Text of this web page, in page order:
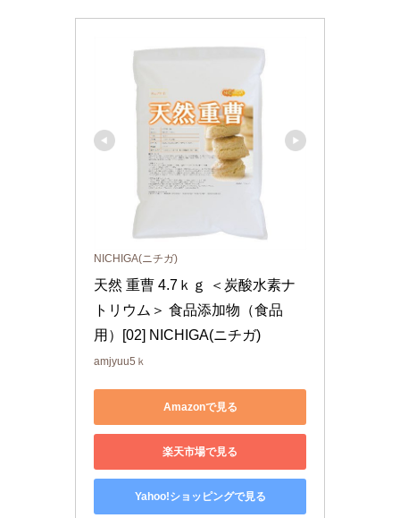
NICHIGA(ニチガ)
天然 重曹 4.7ｋｇ ＜炭酸水素ナ
トリウム＞ 食品添加物（食品
用）[02] NICHIGA(ニチガ)
amjyuu5ｋ
Amazonで見る
楽天市場で見る
Yahoo!ショッピングで見る